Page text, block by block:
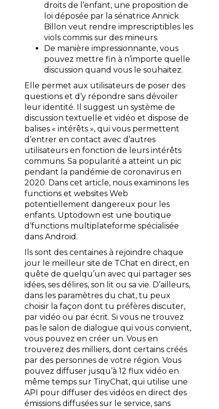
droits de l’enfant, une proposition de
loi déposée par la sénatrice Annick
Billon veut rendre imprescriptibles les
viols commis sur des mineurs.
De manière impressionnante, vous
pouvez mettre fin à n’importe quelle
discussion quand vous le souhaitez.
Elle permet aux utilisateurs de poser des
questions et d’y répondre sans dévoiler
leur identité. Il suggest un système de
discussion textuelle et vidéo et dispose de
balises « intérêts », qui vous permettent
d’entrer en contact avec d’autres
utilisateurs en fonction de leurs intérêts
communs. Sa popularité a atteint un pic
pendant la pandémie de coronavirus en
2020. Dans cet article, nous examinons les
functions et websites Web
potentiellement dangereux pour les
enfants. Uptodown est une boutique
d’functions multiplateforme spécialisée
dans Android.
Ils sont des centaines à rejoindre chaque
jour le meilleur site de TChat en direct, en
quête de quelqu’un avec qui partager ses
idées, ses délires, son lit ou sa vie. D’ailleurs,
dans les paramètres du chat, tu peux
choisir la façon dont tu préfères discuter,
par vidéo ou par écrit. Si vous ne trouvez
pas le salon de dialogue qui vous convient,
vous pouvez en créer un. Vous en
trouverez des milliers, dont certains créés
par des personnes de votre région. Vous
pouvez diffuser jusqu’à 12 flux vidéo en
même temps sur TinyChat, qui utilise une
API pour diffuser des vidéos en direct des
émissions diffusées sur le service, sans